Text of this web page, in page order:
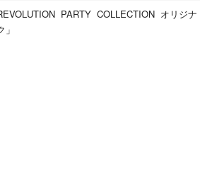
PARTY COLLECTION オリジナ